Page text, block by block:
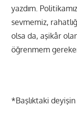
yazdım.
sevmemiz,
olsa da, aşikâr
öğrenmem
*Başlıktaki deyişin